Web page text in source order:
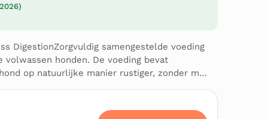
DigestionZorgvuldig samengestelde voeding
honden. De voeding bevat
op natuurlijke manier rustiger, zonder m…